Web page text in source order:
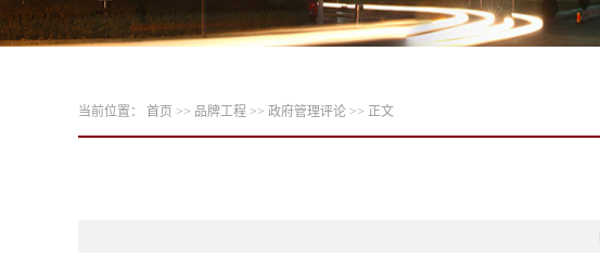
当前位置： 首页 >> 品牌工程 >> 政府管理评论 >> 正文